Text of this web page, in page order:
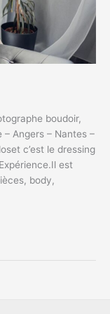
boudoir,
Angers – Nantes –
c’est le dressing
est
body,